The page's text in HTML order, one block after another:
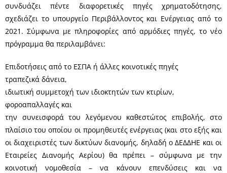
συνδυάζει πέντε διαφορετικές πηγές χρηματοδότησης,
σχεδιάζει το υπουργείο Περιβάλλοντος και Ενέργειας από το
2021. Σύμφωνα με πληροφορίες από αρμόδιες πηγές, το νέο
πρόγραμμα θα περιλαμβάνει:
Επιδοτήσεις από το ΕΣΠΑ ή άλλες κοινοτικές πηγές
τραπεζικά δάνεια,
ιδιωτική συμμετοχή των ιδιοκτητών των κτιρίων,
φοροαπαλλαγές και
την συνεισφορά του λεγόμενου καθεστώτος επιβολής, στο
πλαίσιο του οποίου οι προμηθευτές ενέργειας (και στο εξής και
οι διαχειριστές των δικτύων διανομής, δηλαδή ο ΔΕΔΔΗΕ και οι
Εταιρείες Διανομής Αερίου) θα πρέπει – σύμφωνα με την
κοινοτική νομοθεσία – να κάνουν επενδύσεις και να